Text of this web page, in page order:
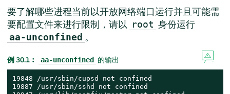
要了解哪些进程当前以开放网络端口运行并且可能需
要配置文件来进行限制，请以 root 身份运行
aa-unconfined 。
例 30.1︰ aa-unconfined 的输出
19848 /usr/sbin/cupsd not confined
19887 /usr/sbin/sshd not confined